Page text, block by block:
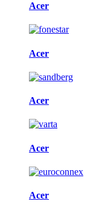
Acer
Acer
Acer
Acer
Acer